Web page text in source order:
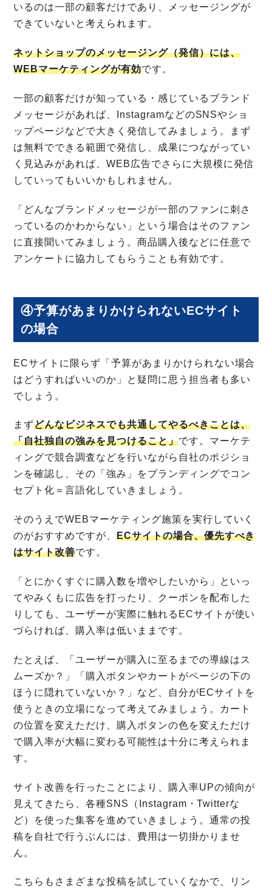
いるのは一部の顧客だけであり、メッセージングが
できていないと考えられます。
ネットショップのメッセージング（発信）には、
WEBマーケティングが有効です。
一部の顧客だけが知っている・感じているブランド
メッセージがあれば、InstagramなどのSNSやショ
ップページなどで大きく発信してみましょう。まず
は無料でできる範囲で発信し、成果につながってい
く見込みがあれば、WEB広告でさらに大規模に発信
していってもいいかもしれません。
「どんなブランドメッセージが一部のファンに刺さ
っているのかわからない」という場合はそのファン
に直接聞いてみましょう。商品購入後などに任意で
アンケートに協力してもらうことも有効です。
④予算があまりかけられないECサイト
の場合
ECサイトに限らず「予算があまりかけられない場合
はどうすればいいのか」と疑問に思う担当者も多い
でしょう。
まずどんなビジネスでも共通してやるべきことは、
「自社独自の強みを見つけること」です。マーケテ
ィングで競合調査などを行いながら自社のポジショ
ンを確認し、その「強み」をブランディングでコン
セプト化＝言語化していきましょう。
そのうえでWEBマーケティング施策を実行していく
のがおすすめですが、 ECサイトの場合、優先すべき
はサイト改善です。
「とにかくすぐに購入数を増やしたいから」といっ
てやみくもに広告を打ったり、クーポンを配布した
りしても、ユーザーが実際に触れるECサイトが使い
づらければ、購入率は低いままです。
たとえば、「ユーザーが購入に至るまでの導線はス
ムーズか？」「購入ボタンやカートがページの下の
ほうに隠れていないか？」など、自分がECサイトを
使うときの立場になって考えてみましょう。カート
の位置を変えただけ、購入ボタンの色を変えただけ
で購入率が大幅に変わる可能性は十分に考えられま
す。
サイト改善を行ったことにより、購入率UPの傾向が
見えてきたら、各種SNS（Instagram・Twitterな
ど）を使った集客を進めていきましょう。通常の投
稿を自社で行うぶんには、費用は一切掛かりませ
ん。
こちらもさまざまな投稿を試していくなかで、リン